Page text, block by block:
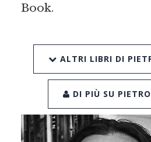
Book.
ALTRI LIBRI DI
DI PIÙ SU